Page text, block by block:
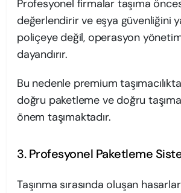
Profesyonel firmalar taşıma
değerlendirir ve eşya güvenliğini
poliçeye değil, operasyon
dayandırır.
Bu nedenle premium
doğru paketleme ve doğru
önem taşımaktadır.
3. Profesyonel Paketleme
Taşınma sırasında oluşan